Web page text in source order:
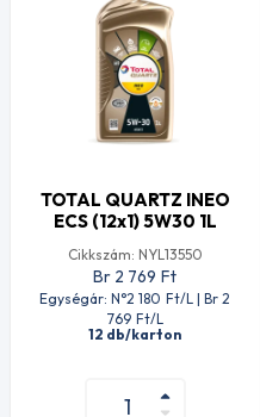
TOTAL QUARTZ INEO
ECS (12x1) 5W30 1L
Cikkszám: NYL13550
Br 2 769 Ft
Egységár: N°2 180 Ft/L | Br 2
769 Ft/L
12 db/karton